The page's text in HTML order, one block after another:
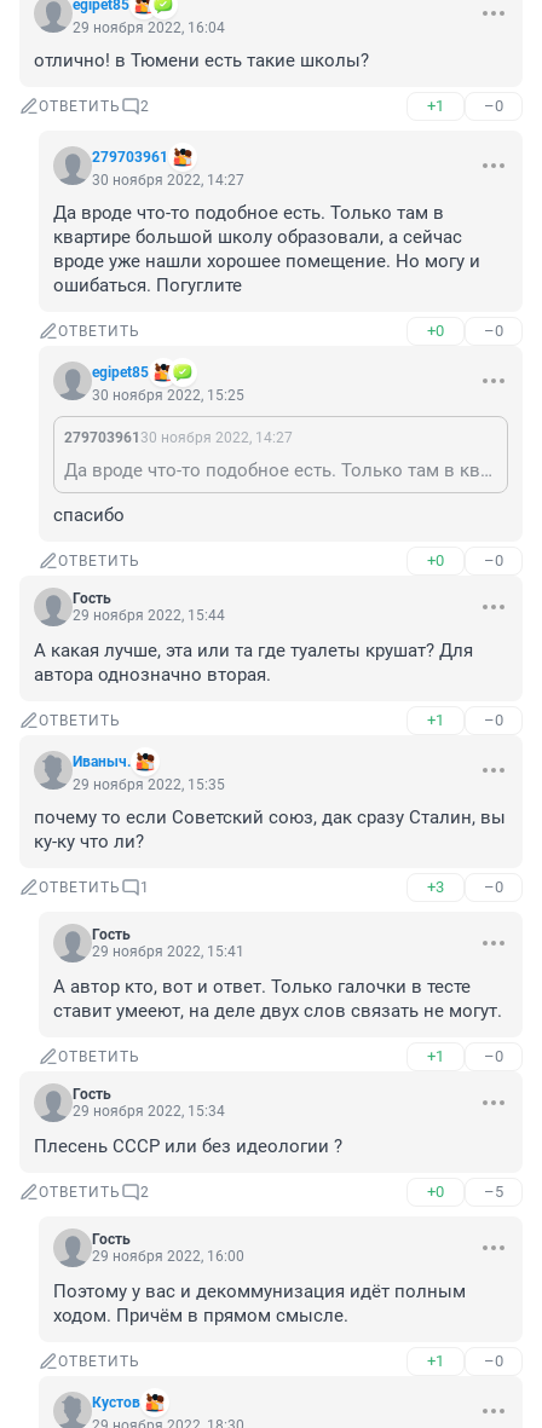
egipet85
29 ноября 2022, 16:04
отлично! в Тюмени есть такие школы?
ОТВЕТИТЬ 2 +1 –0
279703961
30 ноября 2022, 14:27
Да вроде что-то подобное есть. Только там в
квартире большой школу образовали, а сейчас
вроде уже нашли хорошее помещение. Но могу и
ошибаться. Погуглите
ОТВЕТИТЬ +0 –0
egipet85
30 ноября 2022, 15:25
279703961 30 ноября 2022, 14:27
Да вроде что-то подобное есть. Только там в квартире большой школу образовали, а сейчас вроде уже нашли хорошее помещение. Но могу и ошибаться. Погуглите
спасибо
ОТВЕТИТЬ +0 –0
Гость
29 ноября 2022, 15:44
А какая лучше, эта или та где туалеты крушат? Для
автора однозначно вторая.
ОТВЕТИТЬ +1 –0
Иваныч.
29 ноября 2022, 15:35
почему то если Советский союз, дак сразу Сталин, вы
ку-ку что ли?
ОТВЕТИТЬ 1 +3 –0
Гость
29 ноября 2022, 15:41
А автор кто, вот и ответ. Только галочки в тесте
ставит умееют, на деле двух слов связать не могут.
ОТВЕТИТЬ +1 –0
Гость
29 ноября 2022, 15:34
Плесень СССР или без идеологии ?
ОТВЕТИТЬ 2 +0 –5
Гость
29 ноября 2022, 16:00
Поэтому у вас и декоммунизация идёт полным
ходом. Причём в прямом смысле.
ОТВЕТИТЬ +1 –0
Кустов